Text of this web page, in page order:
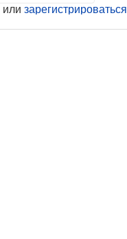
или зарегистрироваться